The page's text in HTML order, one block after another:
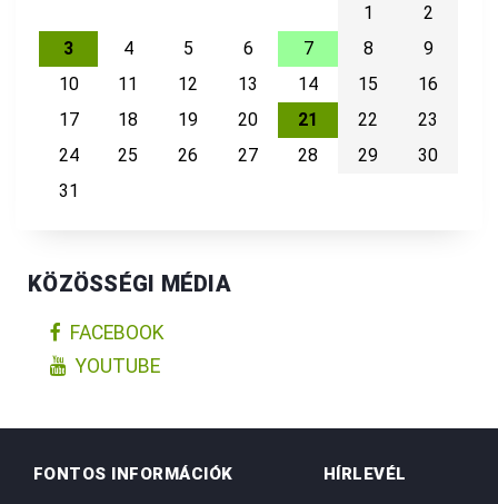
1
2
3
4 5 6 7 8
9
10
11 12 13 14 15
16
17
18 19 20 21 22
23
24
25 26 27 28 29
30
31
KÖZÖSSÉGI MÉDIA
FACEBOOK
YOUTUBE
FONTOS INFORMÁCIÓK HÍRLEVÉL